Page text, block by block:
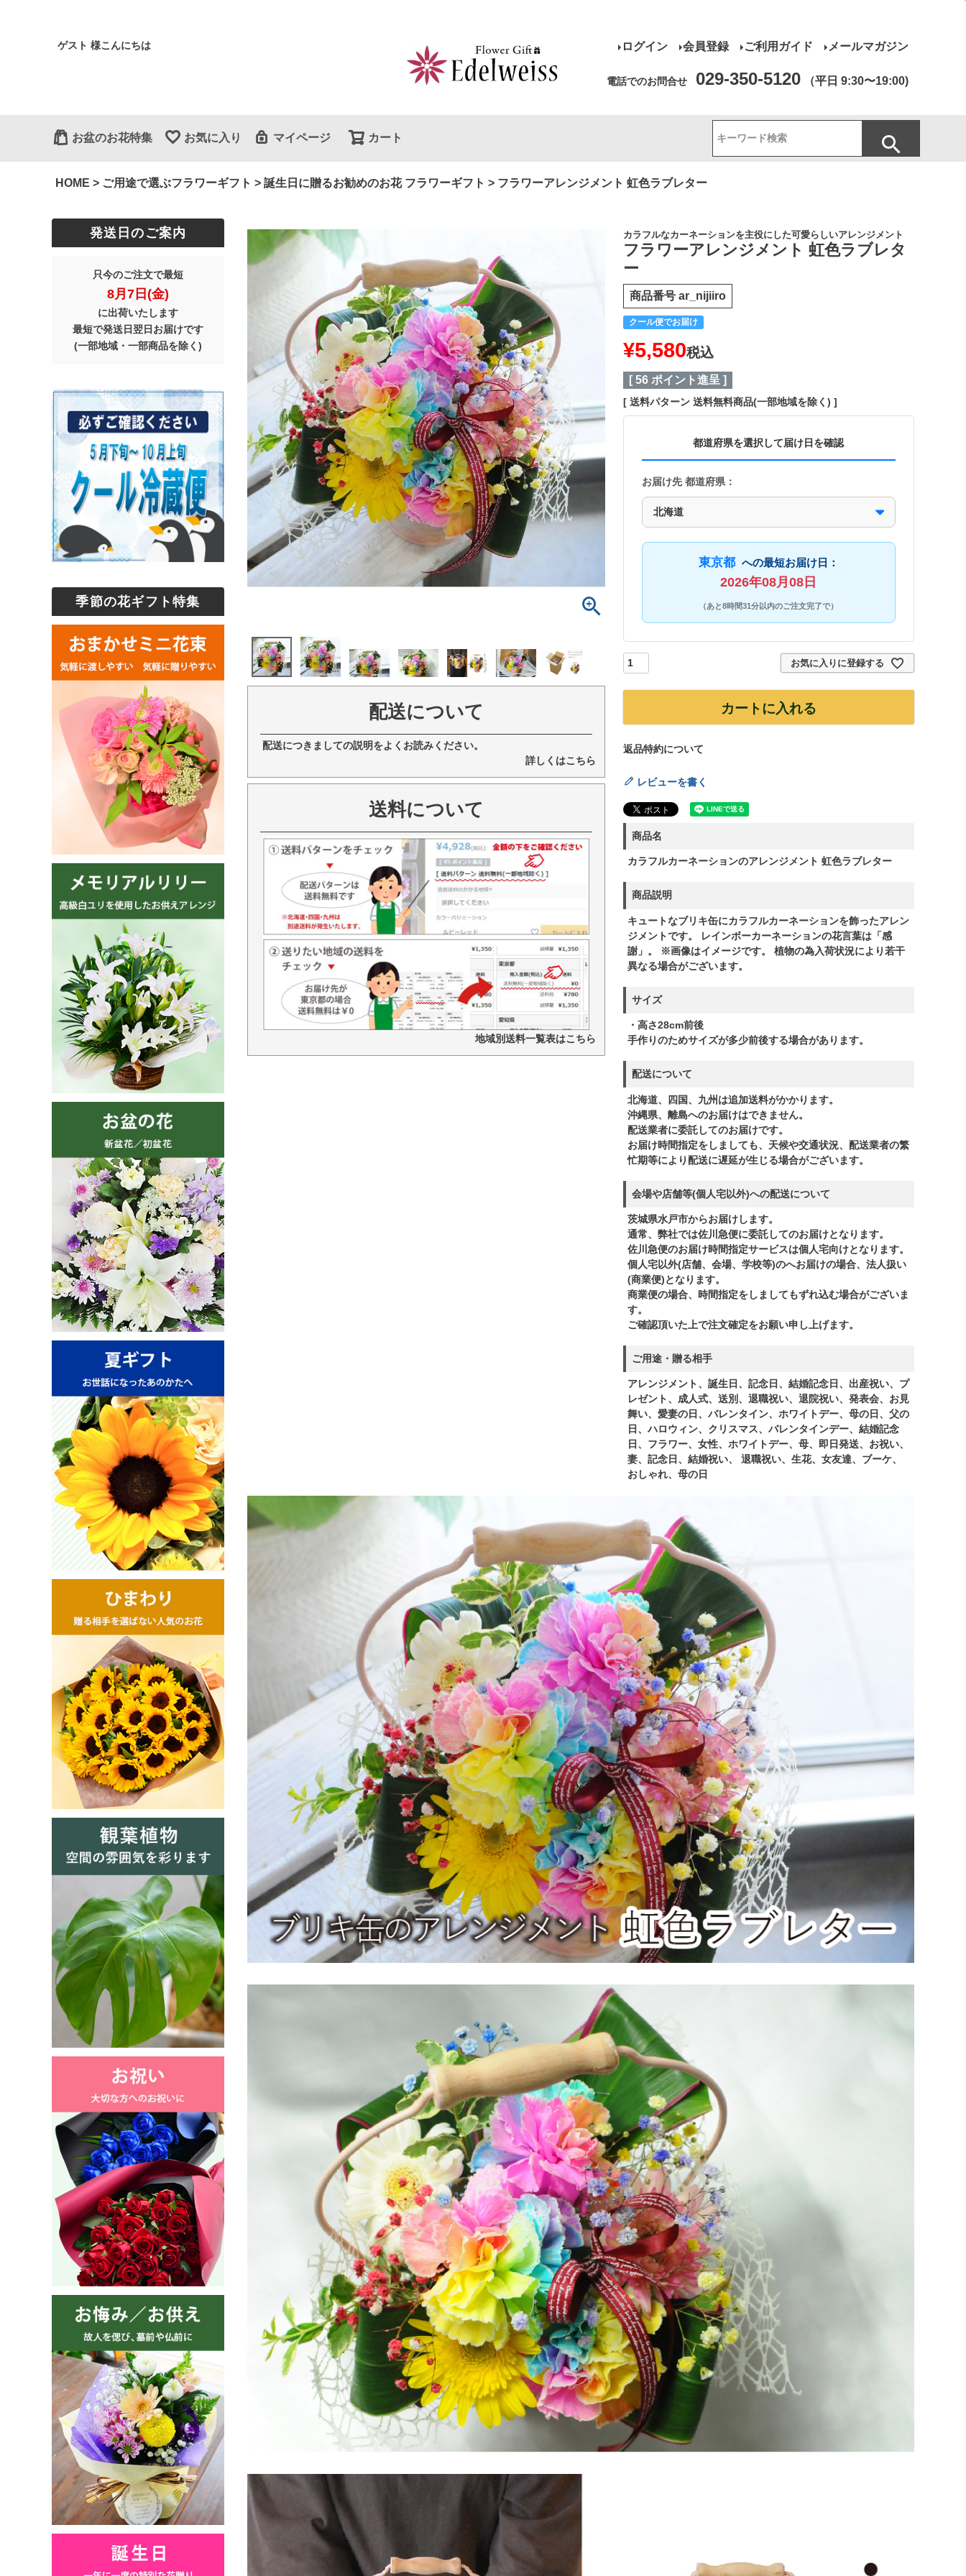
ゲスト 様こんにちは ログイン 会員登録 ご利用ガイド メールマガジン
電話でのお問合せ 029-350-5120 （平日 9:30〜19:00)
お盆のお花特集 お気に入り マイページ カート
HOME ご用途で選ぶフラワーギフト 誕生日に贈るお勧めのお花 フラワーギフト フラワーアレンジメント 虹色ラブレター
発送日のご案内
只今のご注文で最短
8月7日(金)
に出荷いたします
最短で発送日翌日お届けです
(一部地域・一部商品を除く)
季節の花ギフト特集
配送について
配送につきましての説明をよくお読みください。
詳しくはこちら
送料について
地域別送料一覧表はこちら
カラフルなカーネーションを主役にした可愛らしいアレンジメント
フラワーアレンジメント 虹色ラブレタ
ー
商品番号 ar_nijiiro
クール便でお届け
¥5,580税込
[ 56 ポイント進呈 ]
送料パターン 送料無料商品(一部地域を除く)
都道府県を選択して届け日を確認
お届け先 都道府県：
東京都 への最短お届け日：
2026年08月08日
（あと8時間31分以内のご注文完了で）
お気に入りに登録する
カートに入れる
返品特約について
レビューを書く
商品名
カラフルカーネーションのアレンジメント 虹色ラブレター
商品説明
キュートなブリキ缶にカラフルカーネーションを飾ったアレン
ジメントです。 レインボーカーネーションの花言葉は「感
謝」。 ※画像はイメージです。 植物の為入荷状況により若干
異なる場合がございます。
サイズ
・高さ28cm前後
手作りのためサイズが多少前後する場合があります。
配送について
北海道、四国、九州は追加送料がかかります。
沖縄県、離島へのお届けはできません。
配送業者に委託してのお届けです。
お届け時間指定をしましても、天候や交通状況、配送業者の繁
忙期等により配送に遅延が生じる場合がございます。
会場や店舗等(個人宅以外)への配送について
茨城県水戸市からお届けします。
通常、弊社では佐川急便に委託してのお届けとなります。
佐川急便のお届け時間指定サービスは個人宅向けとなります。
個人宅以外(店舗、会場、学校等)のへお届けの場合、法人扱い
(商業便)となります。
商業便の場合、時間指定をしましてもずれ込む場合がございま
す。
ご確認頂いた上で注文確定をお願い申し上げます。
ご用途・贈る相手
アレンジメント、誕生日、記念日、結婚記念日、出産祝い、プ
レゼント、成人式、送別、退職祝い、退院祝い、発表会、お見
舞い、愛妻の日、バレンタイン、ホワイトデー、母の日、父の
日、ハロウィン、クリスマス、バレンタインデー、結婚記念
日、フラワー、女性、ホワイトデー、母、即日発送、お祝い、
妻、記念日、結婚祝い、 退職祝い、生花、女友達、ブーケ、
おしゃれ、母の日